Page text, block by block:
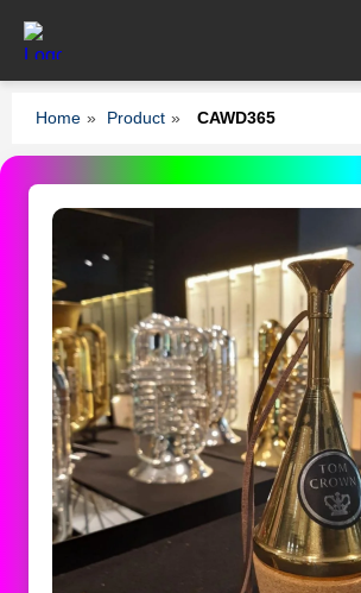
Home » Product » CAWD365